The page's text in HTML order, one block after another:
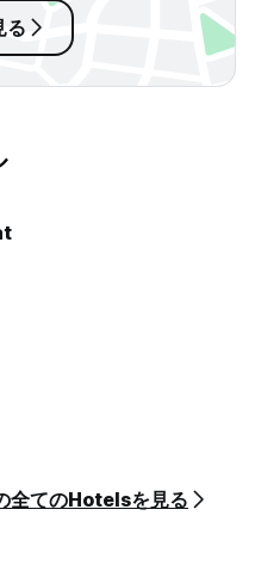
る
全てのHotelsを見る